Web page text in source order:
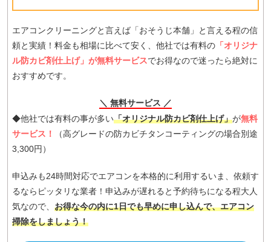
エアコンクリーニングと言えば「おそうじ本舗」と言える程の信
頼と実績！料金も相場に比べて安く、他社では有料の 「オリジナ
ル防カビ剤仕上げ」が無料サービスでお得なので迷ったら絶対に
おすすめです。
＼ 無料サービス ／
◆他社では有料の事が多い「オリジナル防カビ剤仕上げ」が無料
サービス！
（高グレードの防カビチタンコーティングの場合別途
3,300円）
申込みも24時間対応でエアコンを本格的に利用するいま、依頼す
るならピッタリな業者！申込みが遅れると予約待ちになる程大人
気なので、 お得な今の内に1日でも早めに申し込んで、エアコン
掃除をしましょう！